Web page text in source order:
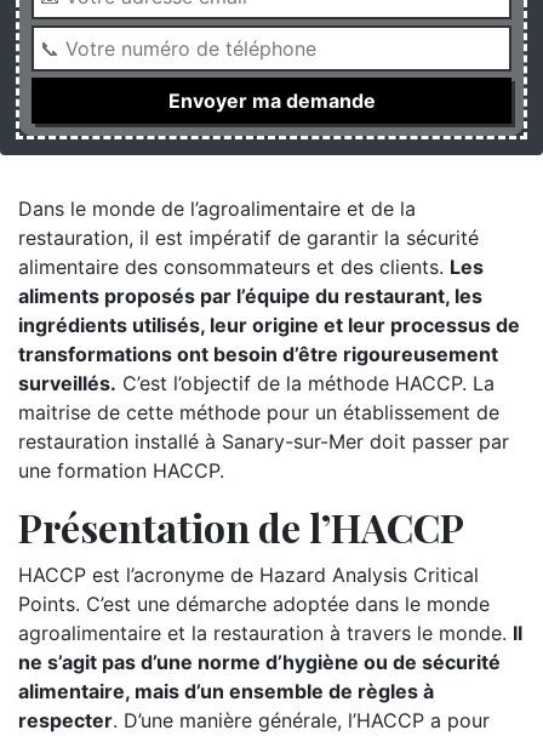
Dans le monde de l’agroalimentaire et de la
restauration, il est impératif de garantir la sécurité
alimentaire des consommateurs et des clients. Les
aliments proposés par l’équipe du restaurant, les
ingrédients utilisés, leur origine et leur processus de
transformations ont besoin d’être rigoureusement
surveillés. C’est l’objectif de la méthode HACCP. La
maitrise de cette méthode pour un établissement de
restauration installé à Sanary-sur-Mer doit passer par
une formation HACCP.
Présentation de l’HACCP
HACCP est l’acronyme de Hazard Analysis Critical
Points. C’est une démarche adoptée dans le monde
agroalimentaire et la restauration à travers le monde. Il
ne s’agit pas d’une norme d’hygiène ou de sécurité
alimentaire, mais d’un ensemble de règles à
respecter. D’une manière générale, l’HACCP a pour